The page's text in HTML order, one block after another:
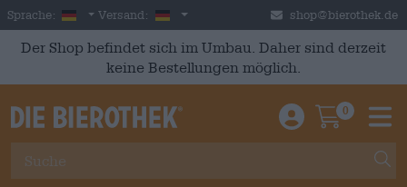
Skip to main content
Sprache: German
Versand: Deutschland shop@bierothek.de
Der Shop befindet sich im Umbau. Daher sind derzeit
keine Bestellungen möglich.
Einloggen /
0